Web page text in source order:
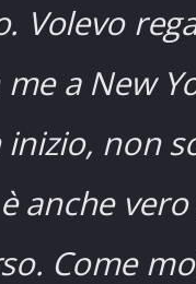
Volevo
a New
non
anche
Come